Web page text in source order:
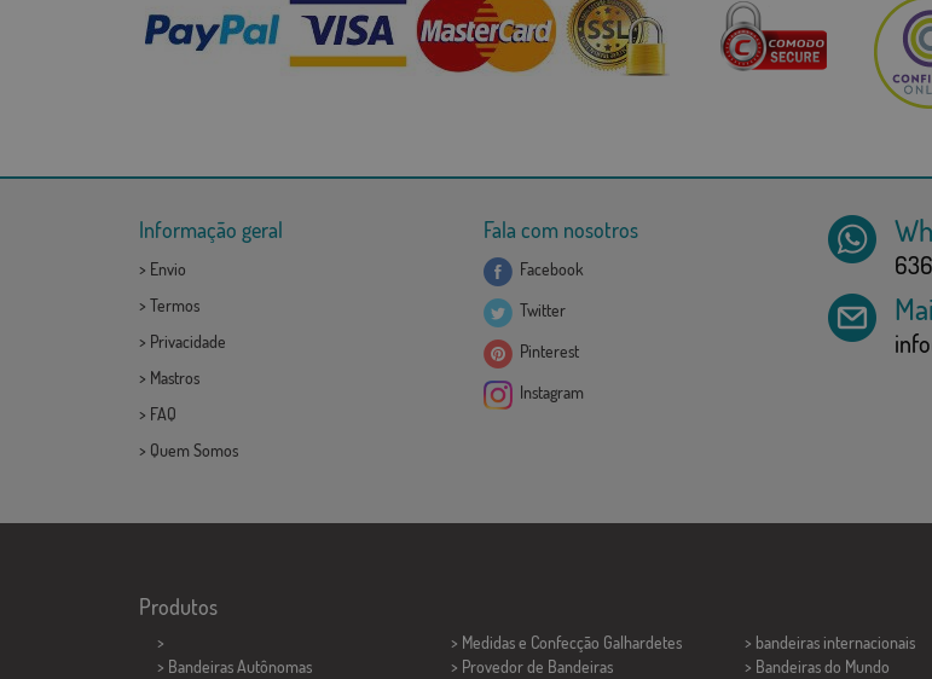
Informação geral
> Envio
> Termos
> Privacidade
> Mastros
> FAQ
> Quem Somos
Fala com nosotros
Facebook
Twitter
Pinterest
Instagram
Produtos
>
> Bandeiras Autônomas
> Medidas e Confecção Galhardetes
> Provedor de Bandeiras
> bandeiras internacionais
> Bandeiras do Mundo